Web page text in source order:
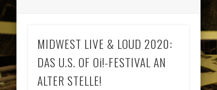
MIDWEST LIVE & LOUD 2020:
DAS U.S. OF Oi!-FESTIVAL AN
ALTER STELLE!